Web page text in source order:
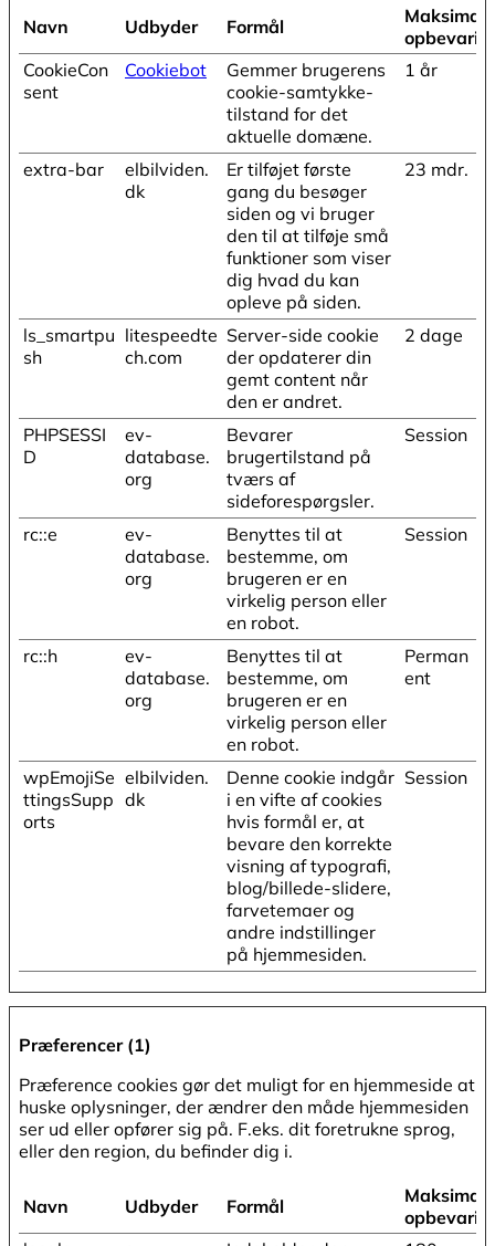
Navn Udbyder Formål
Maksimal
CookieCon
sent
Cookiebot
Gemmer brugerens
cookie-samtykke-
tilstand for det
aktuelle domæne.
1 år
extra-bar
elbilviden.
dk
Er tilføjet første
gang du besøger
siden og vi bruger
den til at tilføje små
funktioner som viser
dig hvad du kan
opleve på siden.
23 mdr.
ls_smartpu
sh
litespeedte
ch.com
Server-side cookie
der opdaterer din
gemt content når
den er andret.
2 dage
PHPSESSI
D
ev-
database.
org
Bevarer
brugertilstand på
tværs af
sideforespørgsler.
Session
rc::e
ev-
database.
org
Benyttes til at
bestemme, om
brugeren er en
virkelig person eller
en robot.
Session
rc::h
ev-
database.
org
Benyttes til at
bestemme, om
brugeren er en
virkelig person eller
en robot.
Perman
ent
wpEmojiSe
ttingsSupp
orts
elbilviden.
dk
Denne cookie indgår
i en vifte af cookies
hvis formål er, at
bevare den korrekte
visning af typografi,
blog/billede-slidere,
farvetemaer og
andre indstillinger
på hjemmesiden.
Session
Præferencer (1)
Præference cookies gør det muligt for en hjemmeside at
huske oplysninger, der ændrer den måde hjemmesiden
ser ud eller opfører sig på. F.eks. dit foretrukne sprog,
eller den region, du befinder dig i.
Navn Udbyder Formål
Maksimal